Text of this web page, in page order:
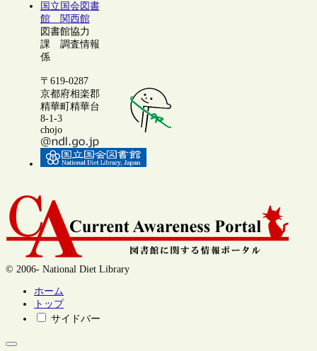
国立国会図書
館 関西館
図書館協力
課 調査情報
係
〒619-0287
京都府相楽郡
精華町精華台
8-1-3
chojo
© 2006- National Diet Library
ホーム
トップ
サイドバー